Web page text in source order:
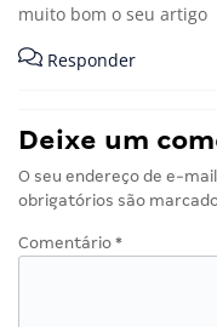
muito bom o seu artigo
Responder
Deixe um
O seu endereço de e-
obrigatórios são
Comentário *